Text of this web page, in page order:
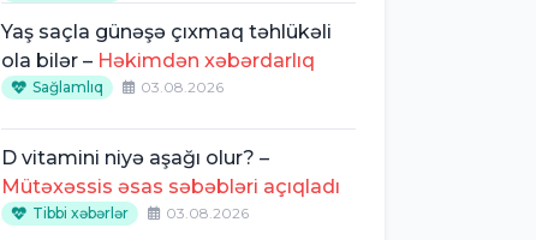
Yaş saçla günəşə çıxmaq təhlükəli
ola bilər – Həkimdən xəbərdarlıq
Sağlamlıq 03.08.2026
D vitamini niyə aşağı olur? –
Mütəxəssis əsas səbəbləri açıqladı
Tibbi xəbərlər 03.08.2026